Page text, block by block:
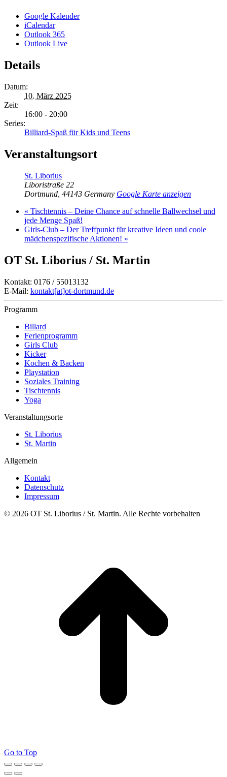
Google Kalender
iCalendar
Outlook 365
Outlook Live
Details
Datum:
10. März 2025
Zeit:
16:00 - 20:00
Series:
Billiard-Spaß für Kids und Teens
Veranstaltungsort
St. Liborius
Liboristraße 22
Dortmund 44143 Germany Google Karte anzeigen
« Tischtennis – Deine Chance auf schnelle Ballwechsel und
jede Menge Spaß!
Girls-Club – Der Treffpunkt für kreative Ideen und coole
mädchenspezifische Aktionen! »
OT St. Liborius / St. Martin
Kontakt: 0176 / 55013132
E-Mail: kontakt[at]ot-dortmund.de
Programm
Billard
Ferienprogramm
Girls Club
Kicker
Kochen & Backen
Playstation
Soziales Training
Tischtennis
Yoga
Veranstaltungsorte
St. Liborius
St. Martin
Allgemein
Kontakt
Datenschutz
Impressum
© 2026 OT St. Liborius / St. Martin. Alle Rechte vorbehalten
Go to Top